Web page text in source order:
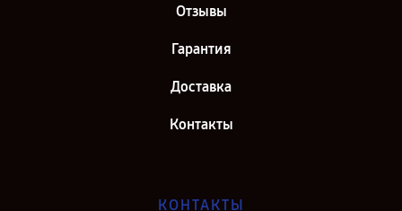
Отзывы
Гарантия
Доставка
Контакты
КОНТАКТЫ